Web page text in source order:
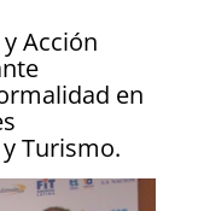
Acción
en
Turismo.